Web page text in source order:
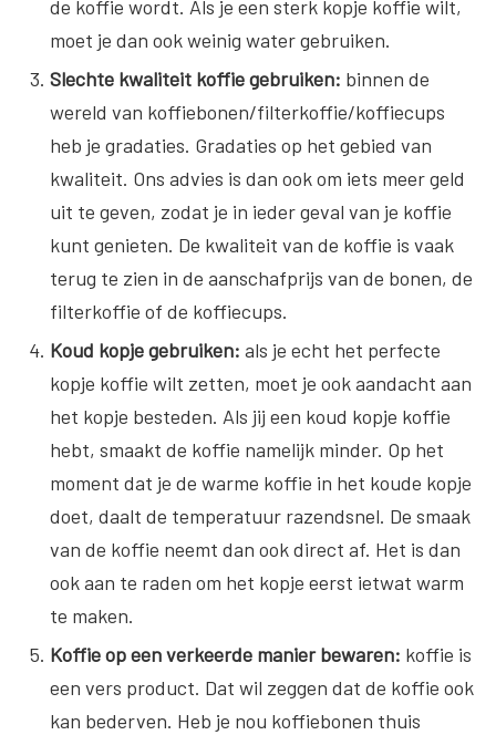
de koffie wordt. Als je een sterk kopje koffie wilt,
moet je dan ook weinig water gebruiken.
Slechte kwaliteit koffie gebruiken: binnen de
wereld van koffiebonen/filterkoffie/koffiecups
heb je gradaties. Gradaties op het gebied van
kwaliteit. Ons advies is dan ook om iets meer geld
uit te geven, zodat je in ieder geval van je koffie
kunt genieten. De kwaliteit van de koffie is vaak
terug te zien in de aanschafprijs van de bonen, de
filterkoffie of de koffiecups.
Koud kopje gebruiken: als je echt het perfecte
kopje koffie wilt zetten, moet je ook aandacht aan
het kopje besteden. Als jij een koud kopje koffie
hebt, smaakt de koffie namelijk minder. Op het
moment dat je de warme koffie in het koude kopje
doet, daalt de temperatuur razendsnel. De smaak
van de koffie neemt dan ook direct af. Het is dan
ook aan te raden om het kopje eerst ietwat warm
te maken.
Koffie op een verkeerde manier bewaren: koffie is
een vers product. Dat wil zeggen dat de koffie ook
kan bederven. Heb je nou koffiebonen thuis